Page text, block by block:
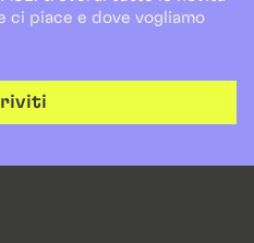
ci piace e dove vogliamo